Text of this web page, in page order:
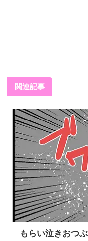
関連記事
もらい泣きおつぶ